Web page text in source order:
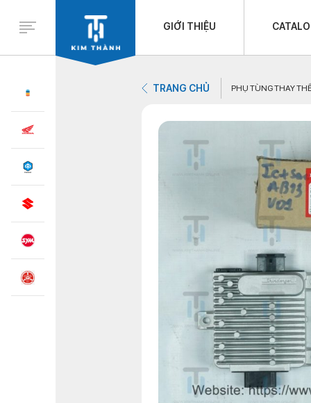
GIỚI THIỆU
TRANG CHỦ PHỤ TÙNG THAY THẾ